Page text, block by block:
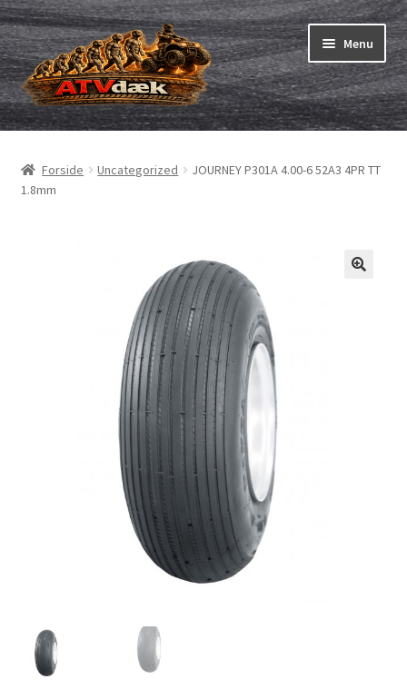
Spring
til
navigation
Spring
til
indhold
Menu
ATV-dæk
Udfold
Dækslanger
Udfold
Forside Uncategorized
JOURNEY P301A 4.00-6 52A3 4PR TT
1.8mm